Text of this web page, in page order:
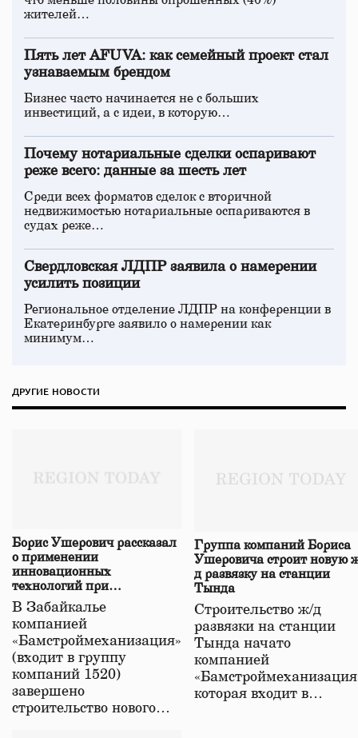
жителей…
Пять лет AFUVA: как семейный проект стал
узнаваемым брендом
Бизнес часто начинается не с больших
инвестиций, а с идеи, в которую…
Почему нотариальные сделки оспаривают
реже всего: данные за шесть лет
Среди всех форматов сделок с вторичной
недвижимостью нотариальные оспариваются в
судах реже…
Свердловская ЛДПР заявила о намерении
усилить позиции
Региональное отделение ЛДПР на конференции в
Екатеринбурге заявило о намерении как
минимум…
ДРУГИЕ НОВОСТИ
Борис Ушерович рассказал
о применении
инновационных
технологий при
строительстве нового моста
в Забайкалье
В Забайкалье
компанией
«Бамстроймеханизация»
(входит в группу
компаний 1520)
завершено
строительство нового…
Группа компаний Бориса
Ушеровича строит новую
д развязку на станции
Тында
Строительство ж/д
развязки на станции
Тында начато
компанией
которая входит в…